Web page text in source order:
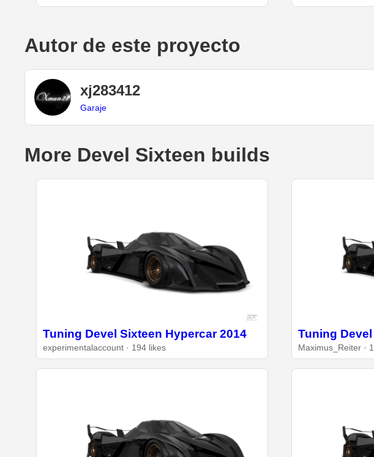
Autor de este proyecto
xj283412
Garaje
More Devel Sixteen builds
Tuning Devel Sixteen Hypercar 2014
experimentalaccount · 194 likes
Tuning
Maximus_Reiter ·